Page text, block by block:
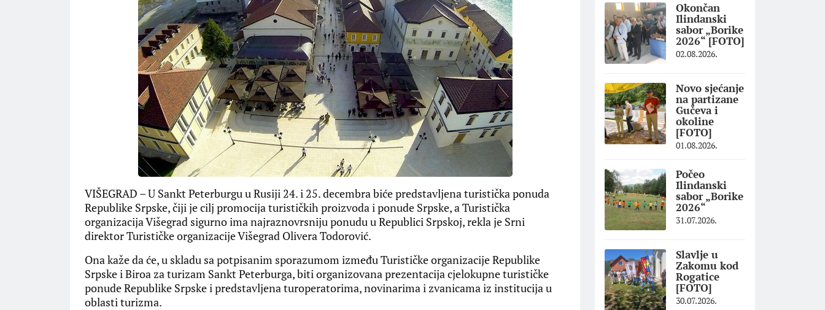
VIŠEGRAD – U Sankt Peterburgu u Rusiji 24. i 25. decembra biće predstavljena turistička ponuda
Republike Srpske, čiji je cilj promocija turističkih proizvoda i ponude Srpske, a Turistička
organizacija Višegrad sigurno ima najraznovrsniju ponudu u Republici Srpskoj, rekla je Srni
direktor Turističke organizacije Višegrad Olivera Todorović.
Ona kaže da će, u skladu sa potpisanim sporazumom između Turističke organizacije Republike
Srpske i Biroa za turizam Sankt Peterburga, biti organizovana prezentacija cjelokupne turističke
ponude Republike Srpske i predstavljena turoperatorima, novinarima i zvanicama iz institucija u
oblasti turizma.
Okončan
Ilindanski
sabor „Borike
2026“ [FOTO]
02.08.2026.
Novo sjećanje
na partizane
Gučeva i
okoline
[FOTO]
01.08.2026.
Počeo
Ilindanski
sabor „Borike
2026“
31.07.2026.
Slavlje u
Zakomu kod
Rogatice
[FOTO]
30.07.2026.